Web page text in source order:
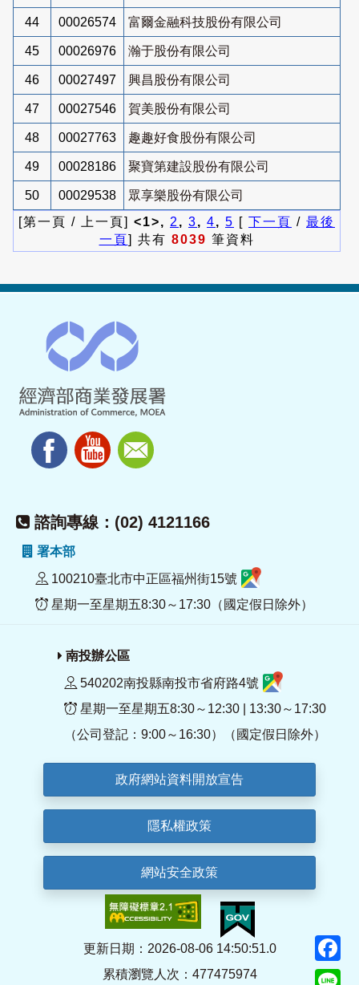
44 00026574 富爾金融科技股份有限公司
45 00026976 瀚于股份有限公司
46 00027497 興昌股份有限公司
47 00027546 賀美股份有限公司
48 00027763 趣趣好食股份有限公司
49 00028186 聚寶第建設股份有限公司
50 00029538
眾享樂股份有限公司
[第一頁 / 上一頁] <1>, 2 , 3, 4, 5 [ 下一頁 / 最後
一頁] 共有 8039 筆資料
諮詢專線：(02) 4121166
署本部
100210臺北市中正區福州街15號
星期一至星期五8:30～17:30（國定假日除外）
南投辦公區
540202南投縣南投市省府路4號
星期一至星期五8:30～12:30 | 13:30～17:30
（公司登記：9:00～16:30）（國定假日除外）
政府網站資料開放宣告
隱私權政策
網站安全政策
更新日期：2026-08-06 14:50:51.0
累積瀏覽人次：477475974